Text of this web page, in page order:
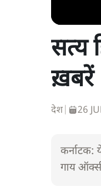
सत्य
ख़बरें
देश| 26
कर्नाटक:
गाय